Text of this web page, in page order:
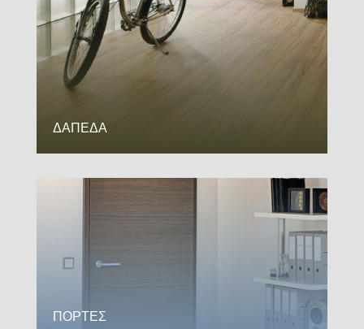
ΔΑΠΕΔΑ
ΠΟΡΤΕΣ